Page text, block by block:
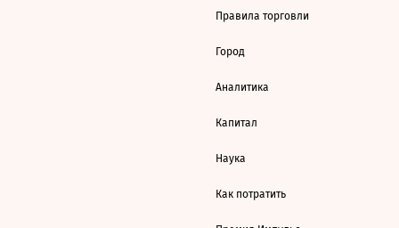
Правила торговли
Город
Аналитика
Капитал
Наука
Как потратить